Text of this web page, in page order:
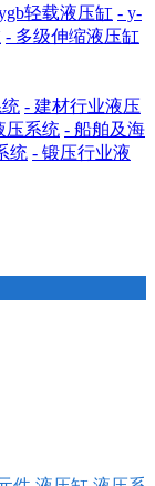
轻载液压缸 - y-
- 多级伸缩液压缸
- 建材行业液压
压系统 - 船舶及海
统 - 锻压行业液